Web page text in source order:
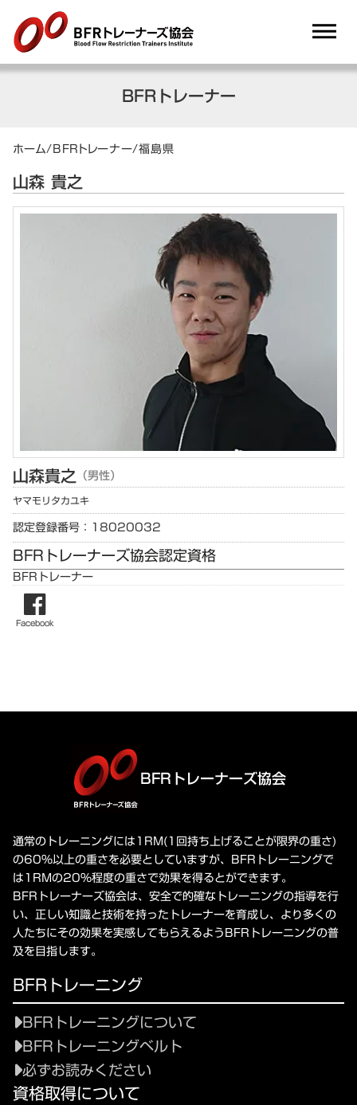
dehaze
BFRトレーナー
ホーム/BFRトレーナー/福島県
山森 貴之
山森貴之 （男性）
ヤマモリタカユキ
認定登録番号：18020032
BFRトレーナーズ協会認定資格
BFRトレーナー
Facebook
BFRトレーナーズ協会
通常のトレーニングには1RM(1回持ち上げることが限界の重さ)
の60%以上の重さを必要としていますが、BFRトレーニングで
は1RMの20%程度の重さで効果を得るとができます。
BFRトレーナーズ協会は、安全で的確なトレーニングの指導を行
い、正しい知識と技術を持ったトレーナーを育成し、より多くの
人たちにその効果を実感してもらえるようBFRトレーニングの普
及を目指します。
BFRトレーニング
BFRトレーニングについて
BFRトレーニングベルト
必ずお読みください
資格取得について